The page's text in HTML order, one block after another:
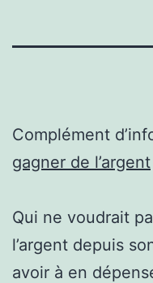
Complément
gagner de l’argent
Qui ne voudrait
l’argent depuis
avoir à en